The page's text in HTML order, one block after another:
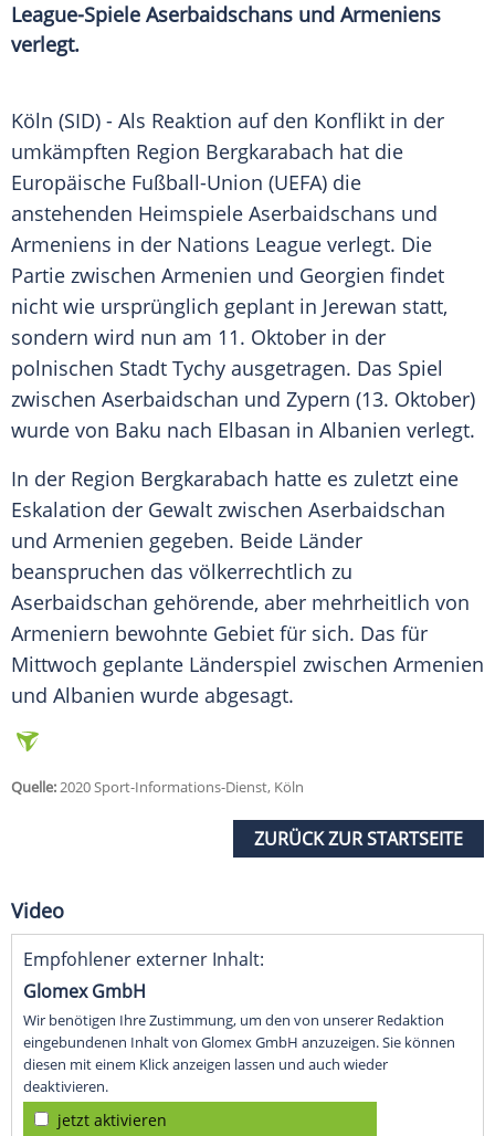
League-Spiele Aserbaidschans und Armeniens
verlegt.
Köln (SID) - Als Reaktion auf den Konflikt in der
umkämpften Region Bergkarabach hat die
Europäische Fußball-Union (UEFA) die
anstehenden Heimspiele Aserbaidschans und
Armeniens in der Nations League verlegt. Die
Partie zwischen Armenien und Georgien findet
nicht wie ursprünglich geplant in Jerewan statt,
sondern wird nun am 11. Oktober in der
polnischen Stadt Tychy ausgetragen. Das Spiel
zwischen Aserbaidschan und Zypern (13. Oktober)
wurde von Baku nach Elbasan in Albanien verlegt.
In der Region Bergkarabach hatte es zuletzt eine
Eskalation der Gewalt zwischen Aserbaidschan
und Armenien gegeben. Beide Länder
beanspruchen das völkerrechtlich zu
Aserbaidschan gehörende, aber mehrheitlich von
Armeniern bewohnte Gebiet für sich. Das für
Mittwoch geplante Länderspiel zwischen Armenien
und Albanien wurde abgesagt.
Quelle:2020 Sport-Informations-Dienst, Köln
ZURÜCK ZUR STARTSEITE
Video
Empfohlener externer Inhalt:
Glomex GmbH
Wir benötigen Ihre Zustimmung, um den von unserer Redaktion
eingebundenen Inhalt von Glomex GmbH anzuzeigen. Sie können
diesen mit einem Klick anzeigen lassen und auch wieder
deaktivieren.
jetzt aktivieren